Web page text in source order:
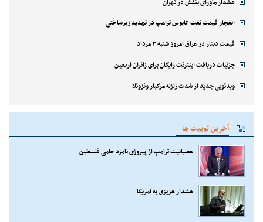
انفجار قیمت نفت کابوس ترامپ در تهدید زیرساختی
قیمت دینار در عراق امروز شنبه ۳ مرداد
جزئیات دریافت اینترنت رایگان برای زائران اربعین
ویدئویی جدید از شدت زلزله مرگبار ونزوئلا
آخرین توییت ها
عصبانیت ترامپ از پیروزی نامزد حامی فلسطین
هشدار عزیزی به آمریکا